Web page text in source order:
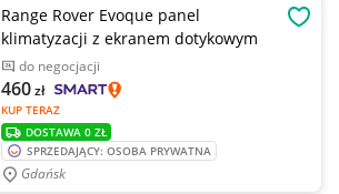
Range Rover Evoque panel
klimatyzacji z ekranem dotykowym
do negocjacji
KUP TERAZ
460zł
DOSTAWA 0 ZŁ
SPRZEDAJĄCY: OSOBA PRYWATNA
Gdańsk